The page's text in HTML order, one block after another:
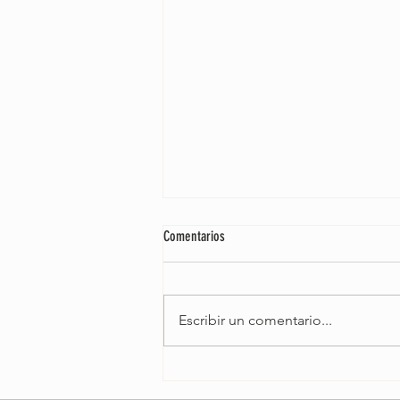
Comentarios
Escribir un comentario...